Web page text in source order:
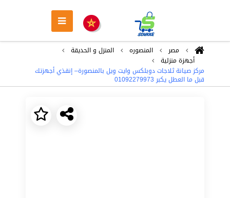
مصر المنصوره
المنزل و الحديقة
أجهزة منزلية
مركز صيانة ثلاجات دوبلكس وايت ويل بالمنصورة– إنقذي أجهزتك
قبل ما العطل يكبر 01092279973